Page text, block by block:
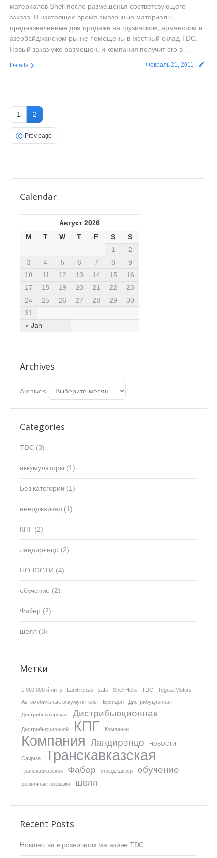
материалов Shell после размещенья соответсвующего
заказа. В настоящее время смазочные материалы,
предназначенные для продажи на грузинском, армянском и
азербайджанском рынке помещены в местный склад TDC.
Новый заказ уже размещен, и компания получит его в…
Февраль 21, 2011
Details
1 2
Prev page
Calendar
Август 2026
M
T W T F S S
« Jan
1
2
3
4 5 6 7 8
9
10
11 12 13 14 15
16
17
18 19 20 21 22
23
24
25 26 27 28 29
30
31
Archives
Archives
Categories
TDC (3)
аккумуляторы (1)
Без категории (1)
енерджаизер (1)
КПГ (2)
ландиренцо (2)
НОВОСТИ (4)
обучение (2)
Фабер (2)
шелл (3)
Метки
1 000 000-й литр Landirenzo safe Shell Helix TDC Tegeta Motors
Автомобильные аккумуляторы Брендон Дистрибуционная
Дистрибьюторская Дистрибьюционная
Дистрибьюционной КПГ Компании
Компания Ландиренцо НОВОСТИ
Саирме Транскавказская
Транскавказской Фабер енерджаизер обучение
розничные продажи шелл
Recent Posts
Новшества в розничном магазине TDC